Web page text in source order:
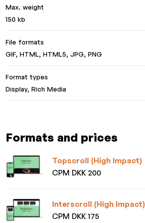
Max. weight
150 kb
File formats
GIF, HTML, HTML5, JPG, PNG
Format types
Display, Rich Media
Formats and prices
Topscroll (High Impact)
CPM DKK 200
Interscroll (High Impact)
CPM DKK 175